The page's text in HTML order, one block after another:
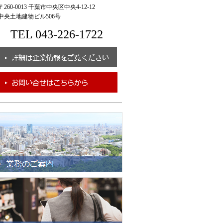
0013 千葉市中央区中央4-12-12
土地建物ビル506号
TEL 043-226-1722